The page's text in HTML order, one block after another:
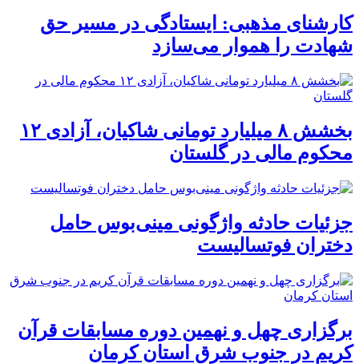
کارشنای مذهبی: ایستادگی در مسیر حق
شهادت را هموار می‌سازد
بخشش ۸ میلیارد تومانی شاکیان، آزادی ۱۲
محکوم مالی در گلستان
جزئیات حادثه واژگونی مینی‌بوس حامل
دختران فوتسالیست
برگزاری چهل و نهمین دوره مسابقات قرآن
کریم در جنوب شرق استان کرمان